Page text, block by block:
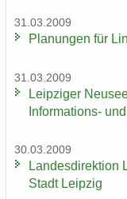
31.03.2009
Pla­nun­gen für
31.03.2009
Leip­zi­ger
Informations-​
30.03.2009
Lan­des­di­rek­ti­on
Stadt Leip­zig